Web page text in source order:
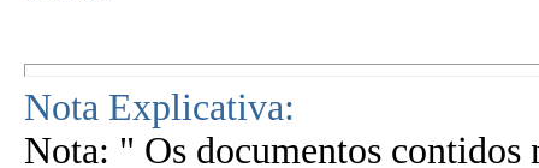
Nota Explicativa:
Nota: " Os documentos contidos